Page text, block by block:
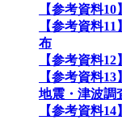
【参考資料
【参考資料
布
【参考資料
【参考資料
地震・津波調
【参考資料